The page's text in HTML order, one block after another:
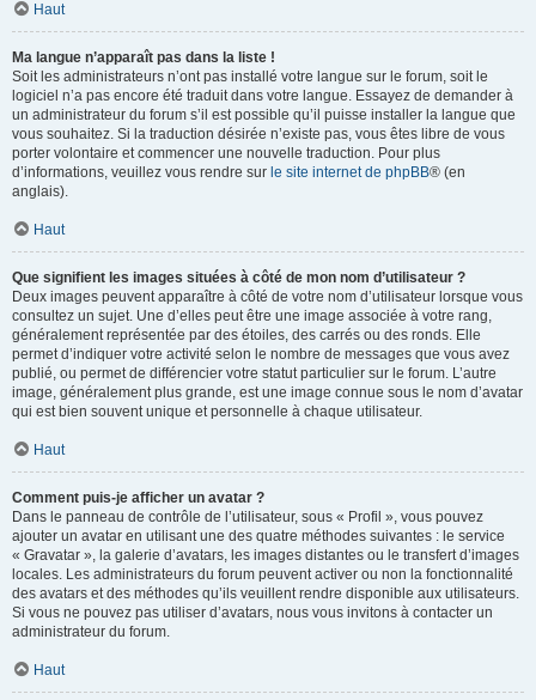
Haut
Ma langue n’apparaît pas dans la liste !
Soit les administrateurs n’ont pas installé votre langue sur le forum, soit le
logiciel n’a pas encore été traduit dans votre langue. Essayez de demander à
un administrateur du forum s’il est possible qu’il puisse installer la langue que
vous souhaitez. Si la traduction désirée n’existe pas, vous êtes libre de vous
porter volontaire et commencer une nouvelle traduction. Pour plus
d’informations, veuillez vous rendre sur le site internet de phpBB® (en
anglais).
Haut
Que signifient les images situées à côté de mon nom d’utilisateur ?
Deux images peuvent apparaître à côté de votre nom d’utilisateur lorsque vous
consultez un sujet. Une d’elles peut être une image associée à votre rang,
généralement représentée par des étoiles, des carrés ou des ronds. Elle
permet d’indiquer votre activité selon le nombre de messages que vous avez
publié, ou permet de différencier votre statut particulier sur le forum. L’autre
image, généralement plus grande, est une image connue sous le nom d’avatar
qui est bien souvent unique et personnelle à chaque utilisateur.
Haut
Comment puis-je afficher un avatar ?
Dans le panneau de contrôle de l’utilisateur, sous « Profil », vous pouvez
ajouter un avatar en utilisant une des quatre méthodes suivantes : le service
« Gravatar », la galerie d’avatars, les images distantes ou le transfert d’images
locales. Les administrateurs du forum peuvent activer ou non la fonctionnalité
des avatars et des méthodes qu’ils veuillent rendre disponible aux utilisateurs.
Si vous ne pouvez pas utiliser d’avatars, nous vous invitons à contacter un
administrateur du forum.
Haut